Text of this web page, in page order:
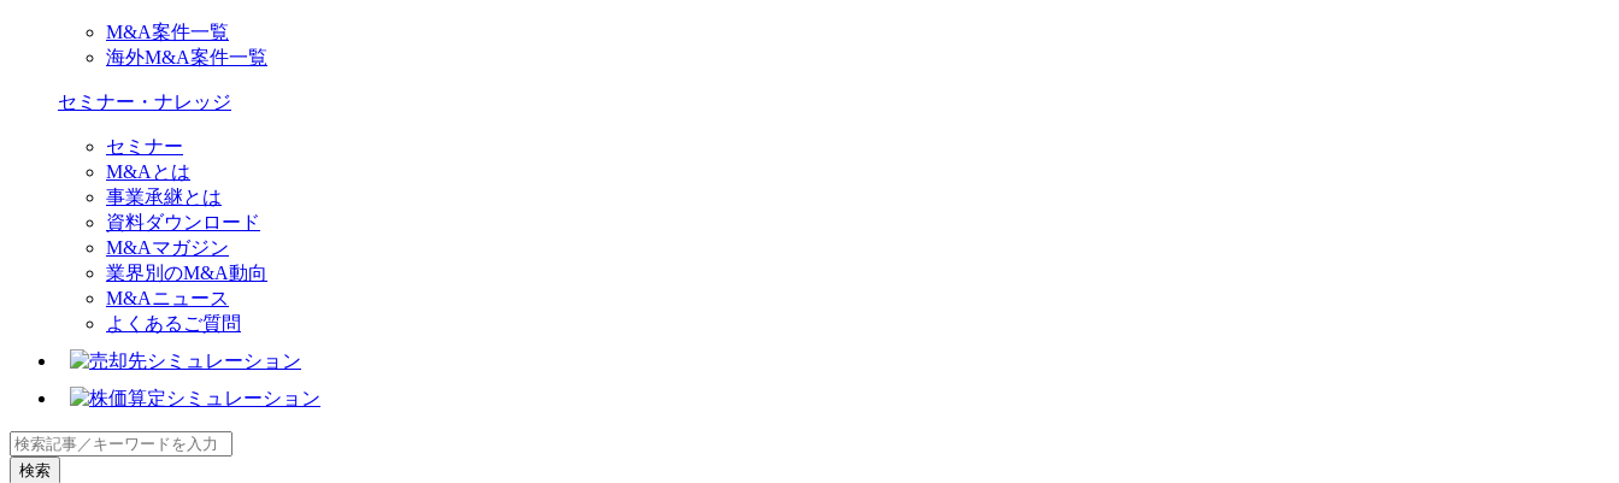
M&A案件一覧
海外M&A案件一覧
セミナー・ナレッジ
セミナー
M&Aとは
事業承継とは
資料ダウンロード
M&Aマガジン
業界別のM&A動向
M&Aニュース
よくあるご質問